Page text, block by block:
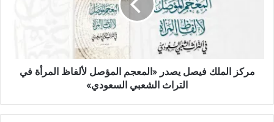
مركز الملك فيصل يصدر «المعجم المؤصل لألفاظ المرأة في
التراث الشعبي السعودي»